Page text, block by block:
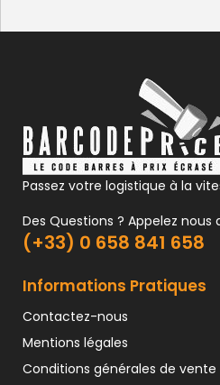
Passez votre logistique à la
Des Questions ? Appelez nous
(+33) 0 658 841 658
Informations Pratiques
Contactez-nous
Mentions légales
Conditions générales de vente